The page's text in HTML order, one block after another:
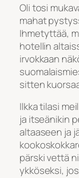
Oli tosi
mahat
Ihmetyttää,
hotellin
irvokkaan
sitten
Ilkka tilasi
ja itseänikin
altaaseen ja
pärski vettä
ykköseksi,